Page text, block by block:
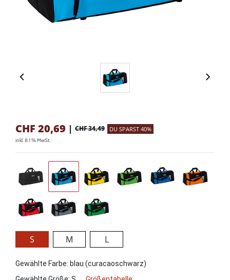
CHF 20,69 | CHF 34,49 DU SPARST 40%
inkl. 8.1 % MwSt.
S M L
Gewählte Farbe: blau (curacaoschwarz)